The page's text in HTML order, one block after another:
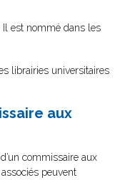
Il est nommé dans les
librairies universitaires
aux
commissaire aux
peuvent